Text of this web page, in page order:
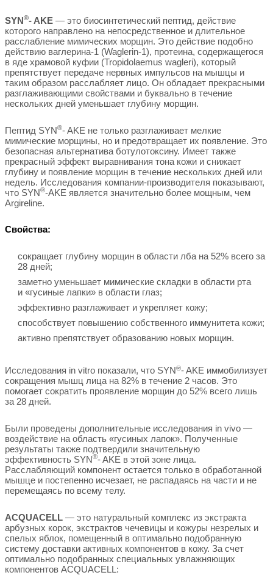
SYN®- AKE — это биосинтетический пептид, действие
которого направлено на непосредственное и длительное
расслабление мимических морщин. Это действие подобно
действию ваглерина-1 (Waglerin-1), протеина, содержащегося
в яде храмовой куфии (Tropidolaemus wagleri), который
препятствует передаче нервных импульсов на мышцы и
таким образом расслабляет лицо. Он обладает прекрасными
разглаживающими свойствами и буквально в течение
нескольких дней уменьшает глубину морщин.
Пептид SYN®- AKE не только разглаживает мелкие
мимические морщины, но и предотвращает их появление. Это
безопасная альтернатива ботулотоксину. Имеет также
прекрасный эффект выравнивания тона кожи и снижает
глубину и появление морщин в течение нескольких дней или
недель. Исследования компании-производителя показывают,
что SYN®-AKE является значительно более мощным, чем
Argireline.
Свойства:
сокращает глубину морщин в области лба на 52% всего за
28 дней;
заметно уменьшает мимические складки в области рта
и «гусиные лапки» в области глаз;
эффективно разглаживает и укрепляет кожу;
способствует повышению собственного иммунитета кожи;
активно препятствует образованию новых морщин.
Исследования in vitro показали, что SYN®- AKE иммобилизует
сокращения мышц лица на 82% в течение 2 часов. Это
помогает сократить проявление морщин до 52% всего лишь
за 28 дней.
Были проведены дополнительные исследования in vivo —
воздействие на область «гусиных лапок». Полученные
результаты также подтвердили значительную
эффективность SYN®- AKE в этой зоне лица.
Расслабляющий компонент остается только в обработанной
мышце и постепенно исчезает, не распадаясь на части и не
перемещаясь по всему телу.
ACQUACELL — это натуральный комплекс из экстракта
арбузных корок, экстрактов чечевицы и кожуры незрелых и
спелых яблок, помещенный в оптимально подобранную
систему доставки активных компонентов в кожу. За счет
оптимально подобранных специальных увлажняющих
компонентов ACQUACELL: